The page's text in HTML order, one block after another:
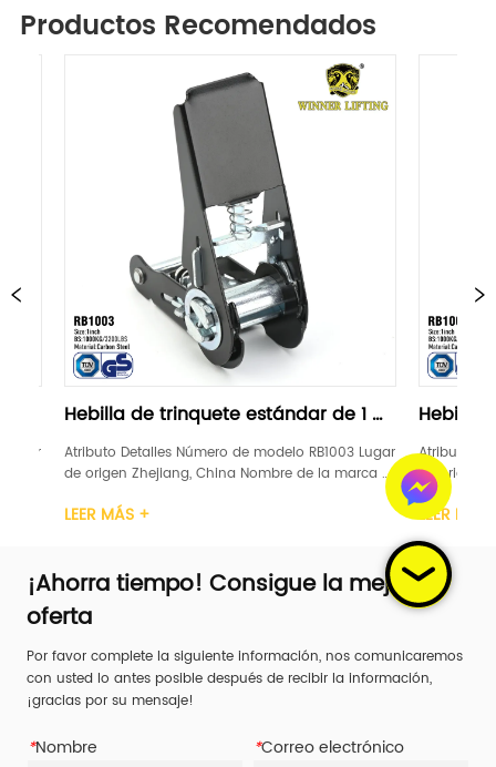
Productos Recomendados
trinquete estándar de 1
Número de modelo RB1003 Lugar
China Nombre de la marca
1 pulgada Material Acero carbono
Hebilla de trinquete
"negra
Atributo Detalles Número de
de origen Zhejiang, China
LEVANTAMIENTO DE
TUV Ancho 1 pulgada
Mango de trinquete Plástico /
Aluminio Límite de car...
¡Ahorra tiempo! Consigue la mejor
oferta
Por favor complete la siguiente información, nos comunicaremos
con usted lo antes posible después de recibir la información,
¡gracias por su mensaje!
*Nombre *Correo electrónico